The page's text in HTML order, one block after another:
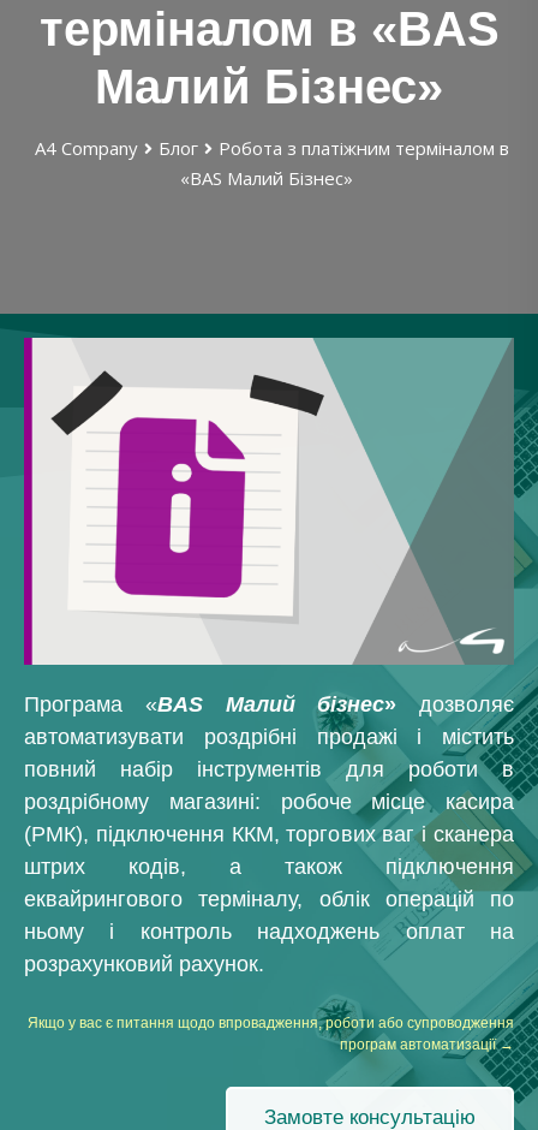
терміналом в «BAS
Малий Бізнес»
А4 Company Блог
Робота з платіжним терміналом в
«BAS Малий Бізнес»
Програма «BAS Малий бізнес»дозволяє
автоматизувати роздрібні продажі і містить
повний набір інструментів для роботи в
роздрібному магазині: робоче місце касира
(РМК), підключення ККМ, торгових ваг і сканера
штрих кодів, а також підключення
еквайрингового терміналу, облік операцій по
ньому і контроль надходжень оплат на
розрахунковий рахунок.
Якщо у вас є питання щодо впровадження, роботи або супроводження
програм автоматизації →
Замовте консультацію